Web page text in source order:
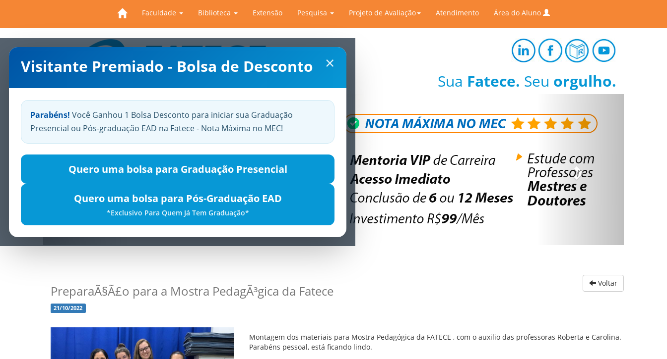
Faculdade Biblioteca Extensão Pesquisa Projeto de Avaliação Atendimento Área do Aluno
×
Visitante Premiado - Bolsa de Desconto
Parabéns! Você Ganhou 1 Bolsa Desconto para iniciar sua Graduação
Presencial ou Pós-graduação EAD na Fatece - Nota Máxima no MEC!
Quero uma bolsa para Graduação Presencial
Quero uma bolsa para Pós-Graduação EAD
*Exclusivo Para Quem Já Tem Graduação*
Sua Fatece. Seu orgulho.
Previous
PreparaÃ§Ã£o para a Mostra PedagÃ³gica da Fatece
21/10/2022
Voltar
Montagem dos materiais para Mostra Pedagógica da FATECE , com o auxilio das professoras Roberta e Carolina.
Parabéns pessoal, está ficando lindo.